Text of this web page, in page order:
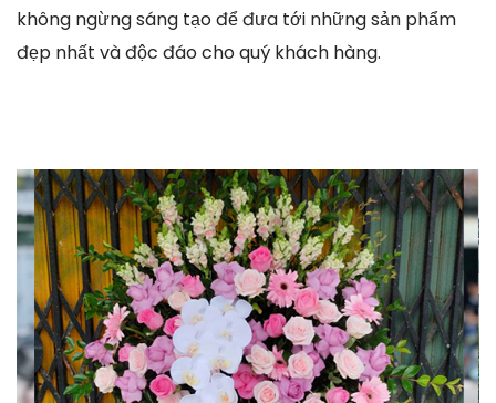
không ngừng sáng tạo để đưa tới những sản phẩm
đẹp nhất và độc đáo cho quý khách hàng.